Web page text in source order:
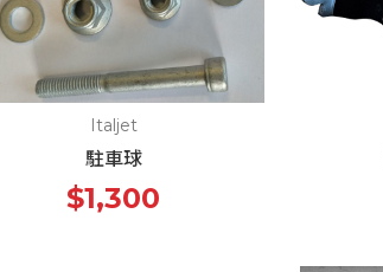
Italjet
駐車球
$1,300